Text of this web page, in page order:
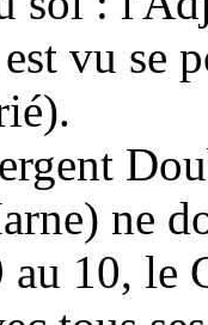
vu se
ne
10, le